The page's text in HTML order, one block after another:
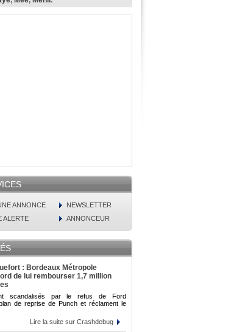
ANNONCE
NEWSLETTER
ALERTE
ANNONCEUR
: Bordeaux Métropole
de lui rembourser 1,7 million
scandalisés par le refus de Ford
de reprise de Punch et réclament le
Lire la suite sur Crashdebug